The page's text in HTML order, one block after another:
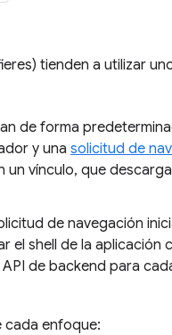
tienden a utilizar
de forma
y una solicitud de
vínculo, que
de navegación
el shell de la aplicación
de backend para
cada enfoque: